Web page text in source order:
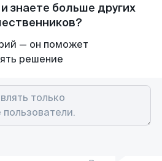
знаете больше других
— он поможет
решение